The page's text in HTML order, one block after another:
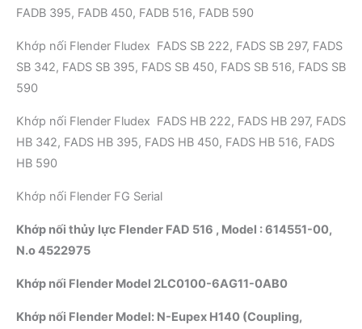
FADB 395, FADB 450, FADB 516, FADB 590
Khớp nối Flender Fludex FADS SB 222, FADS SB 297, FADS
SB 342, FADS SB 395, FADS SB 450, FADS SB 516, FADS SB
590
Khớp nối Flender Fludex FADS HB 222, FADS HB 297, FADS
HB 342, FADS HB 395, FADS HB 450, FADS HB 516, FADS
HB 590
Khớp nối Flender FG Serial
Khớp nối thủy lực Flender FAD 516 , Model : 614551-00,
N.o 4522975
Khớp nối Flender Model 2LC0100-6AG11-0AB0
Khớp nối Flender Model: N-Eupex H140 (Coupling,